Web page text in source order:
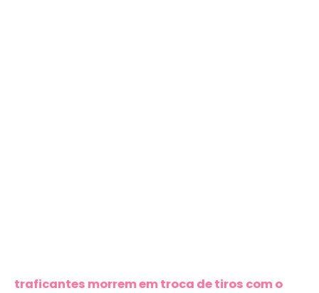
traficantes morrem em troca de tiros com o